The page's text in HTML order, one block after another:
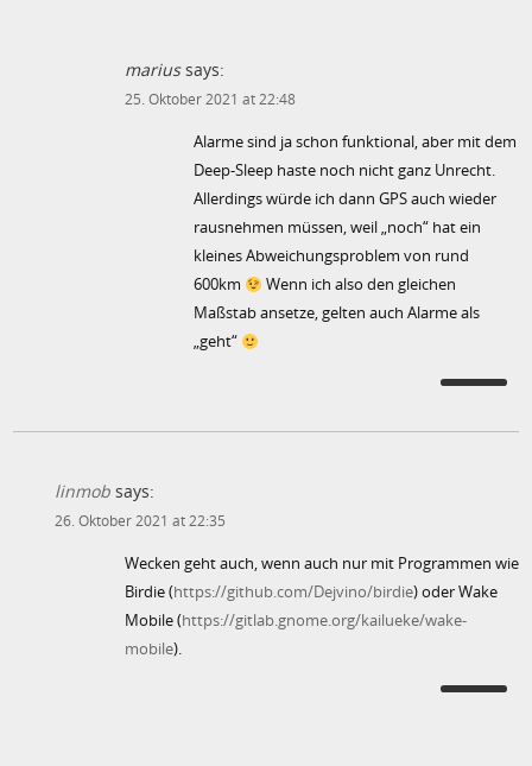
marius says:
25. Oktober 2021 at 22:48
Alarme sind ja schon funktional, aber mit dem
Deep-Sleep haste noch nicht ganz Unrecht.
Allerdings würde ich dann GPS auch wieder
rausnehmen müssen, weil „noch“ hat ein
kleines Abweichungsproblem von rund
600km
Wenn ich also den gleichen
Maßstab ansetze, gelten auch Alarme als
„geht“
linmob says:
26. Oktober 2021 at 22:35
Wecken geht auch, wenn auch nur mit Programmen wie
Birdie (https://github.com/Dejvino/birdie) oder Wake
Mobile (https://gitlab.gnome.org/kailueke/wake-
mobile).